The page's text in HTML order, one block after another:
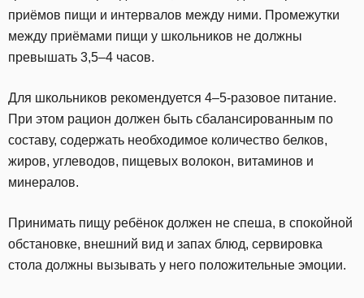
приёмов пищи и интервалов между ними. Промежутки
между приёмами пищи у школьников не должны
превышать 3,5–4 часов.
Для школьников рекомендуется 4–5-разовое питание.
При этом рацион должен быть сбалансированным по
составу, содержать необходимое количество белков,
жиров, углеводов, пищевых волокон, витаминов и
минералов.
Принимать пищу ребёнок должен не спеша, в спокойной
обстановке, внешний вид и запах блюд, сервировка
стола должны вызывать у него положительные эмоции.